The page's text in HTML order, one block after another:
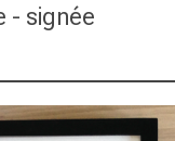
- signée